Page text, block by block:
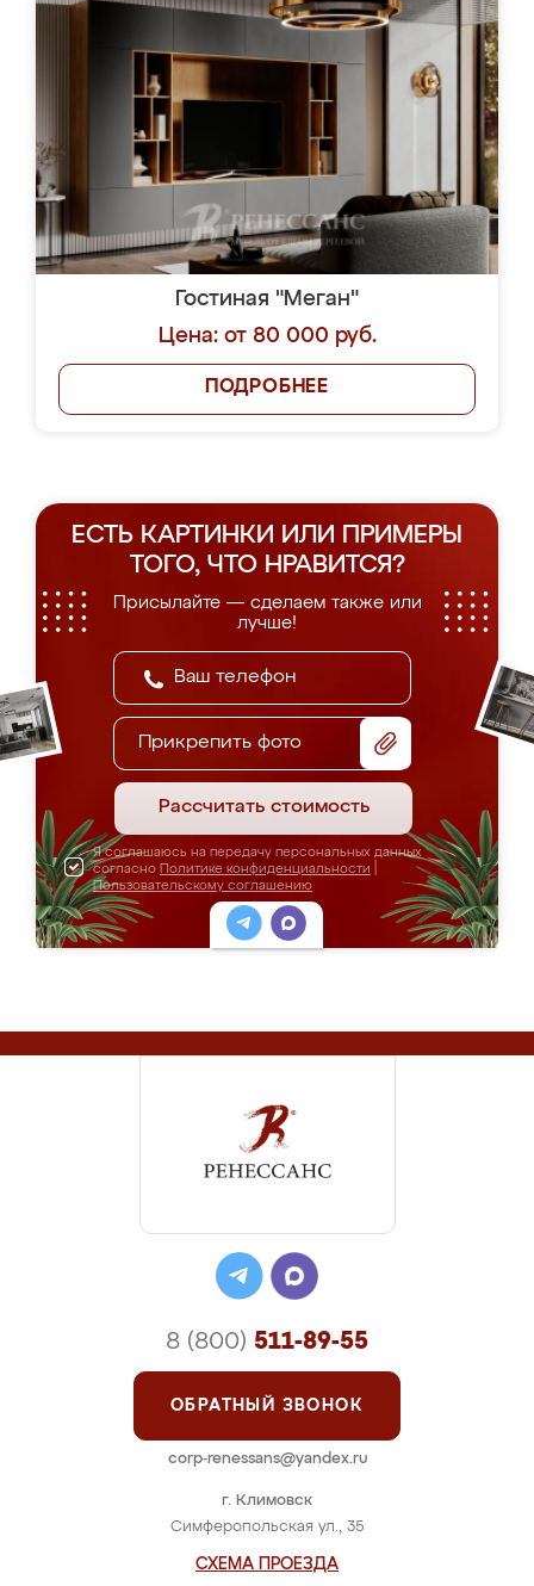
Гостиная "Меган"
Цена: от 80 000 руб.
ПОДРОБНЕЕ
ЕСТЬ КАРТИНКИ ИЛИ ПРИМЕРЫ
ТОГО, ЧТО НРАВИТСЯ?
Присылайте — сделаем также или
лучше!
Прикрепить фото
Рассчитать стоимость
Я соглашаюсь на передачу персональных данных
согласно Политике конфиденциальности
Пользовательскому соглашению
г. Климовск
Симферопольская ул., 35
СХЕМА ПРОЕЗДА
8 (800) 511-89-55
ОБРАТНЫЙ ЗВОНОК
corp-renessans@yandex.ru